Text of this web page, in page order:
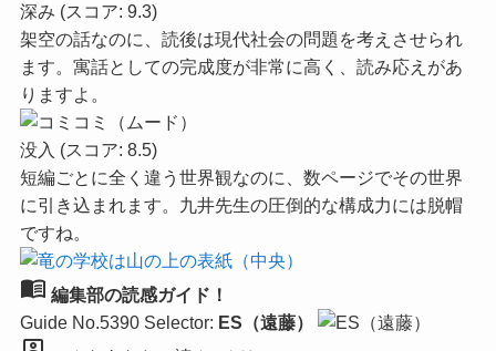
深み (スコア: 9.3)
架空の話なのに、読後は現代社会の問題を考えさせられ
ます。寓話としての完成度が非常に高く、読み応えがあ
りますよ。
没入 (スコア: 8.5)
短編ごとに全く違う世界観なのに、数ページでその世界
に引き込まれます。九井先生の圧倒的な構成力には脱帽
ですね。
menu_book 編集部の読感ガイド！
Guide No.5390 Selector: ES（遠藤）